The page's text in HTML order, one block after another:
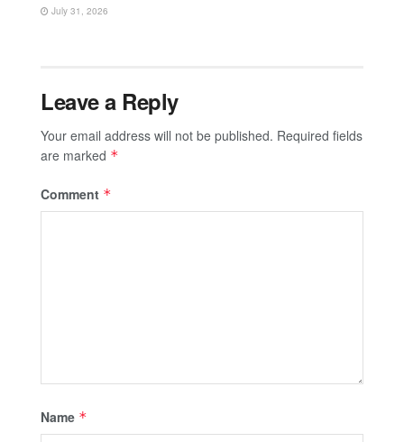
July 31, 2026
Leave a Reply
Your email address will not be published. Required fields
are marked *
Comment *
Name *